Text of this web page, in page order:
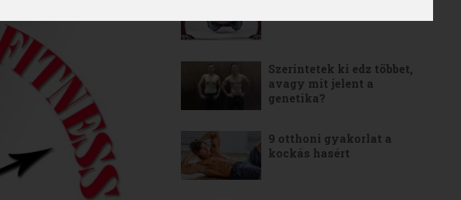
Szerintetek ki edz többet,
avagy mit jelent a
genetika?
9 otthoni gyakorlat a
kockás hasért